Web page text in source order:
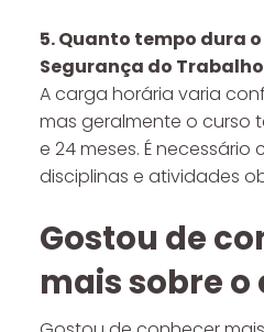
5. Quanto tempo dura
Segurança do
A carga horária varia
mas geralmente o curso
e 24 meses. É necessário
disciplinas e atividades
Gostou de
mais sobre o